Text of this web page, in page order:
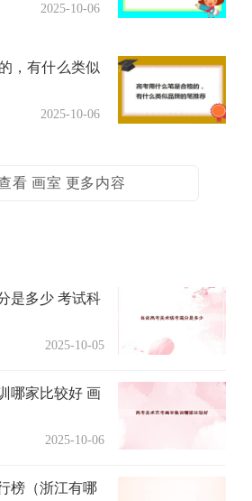
2025-10-06
，有什么类似
2025-10-06
看 画室 更多内容
是多少 考试科
2025-10-05
哪家比较好 画
2025-10-06
榜（浙江有哪